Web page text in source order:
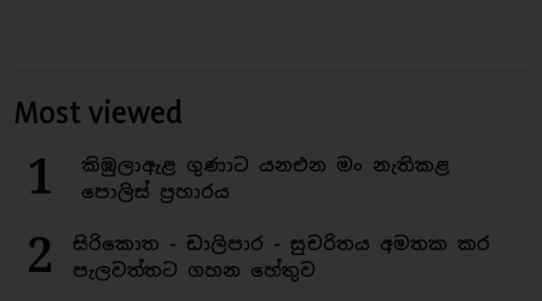
Most viewed
1
කිඹුලාඇළ ගුණාට යනඑන මං නැතිකළ
පොලිස් ප්‍රහාරය
2
සිරිකොත - ඩාලිපාර - සුචරිතය අමතක කර
පැලවත්තට ගහන හේතුව